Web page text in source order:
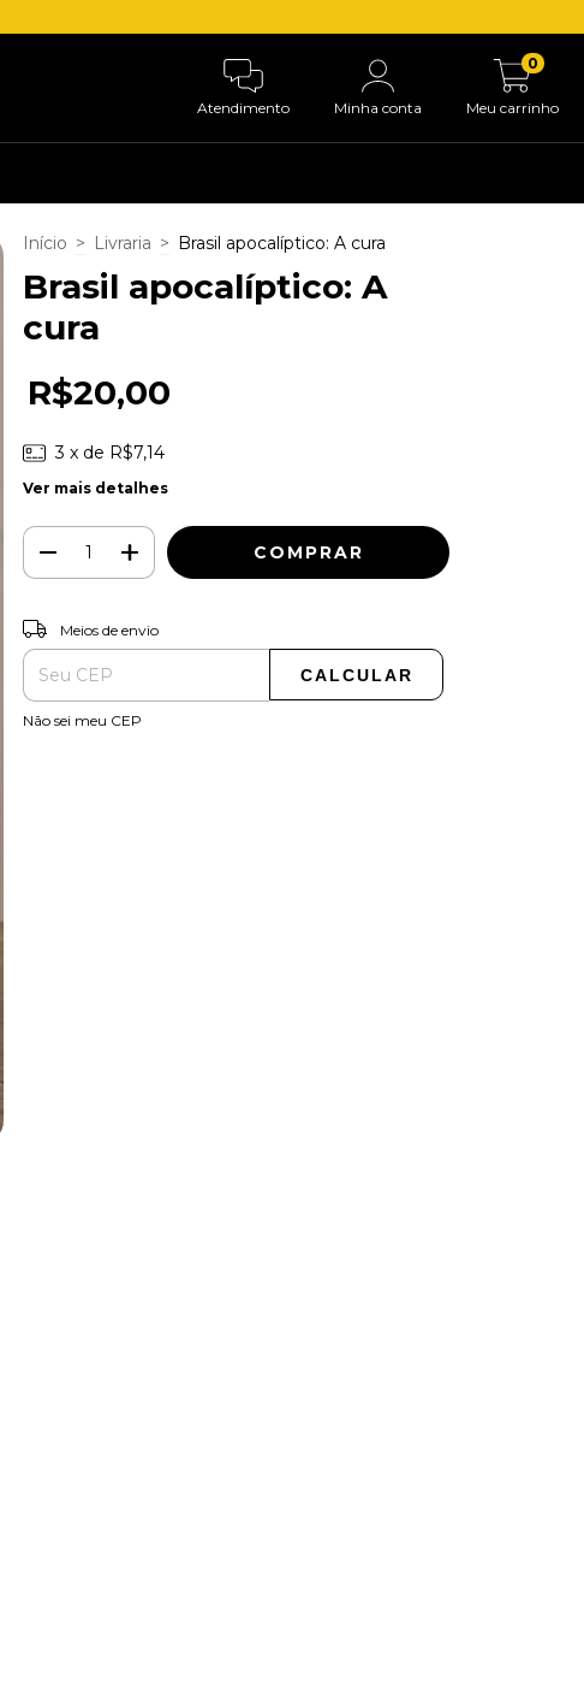
Atendimento Minha conta Meu carrinho
0
Início > Livraria > Brasil apocalíptico: A cura
Brasil apocalíptico: A
cura
R$20,00
3 x de R$7,14
Ver mais detalhes
Entregas para o CEP:
Meios de envio
CALCULAR
Não sei meu CEP